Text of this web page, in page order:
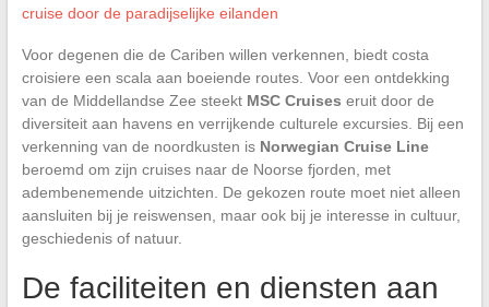
cruise door de paradijselijke eilanden
Voor degenen die de Cariben willen verkennen, biedt costa
croisiere een scala aan boeiende routes. Voor een ontdekking
van de Middellandse Zee steekt MSC Cruises eruit door de
diversiteit aan havens en verrijkende culturele excursies. Bij een
verkenning van de noordkusten is Norwegian Cruise Line
beroemd om zijn cruises naar de Noorse fjorden, met
adembenemende uitzichten. De gekozen route moet niet alleen
aansluiten bij je reiswensen, maar ook bij je interesse in cultuur,
geschiedenis of natuur.
De faciliteiten en diensten aan